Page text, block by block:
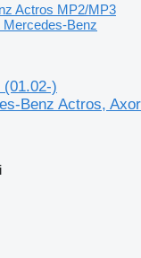
Actros MP2/MP3
Mercedes-Benz
(01.02-)
Benz Actros, Axor